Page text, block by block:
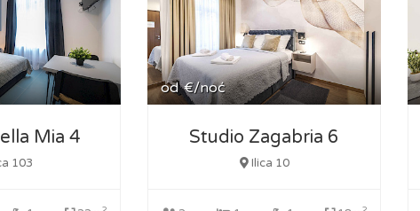
Mia 4
103
od €/noć
Studio Zagabria 6
Ilica 10